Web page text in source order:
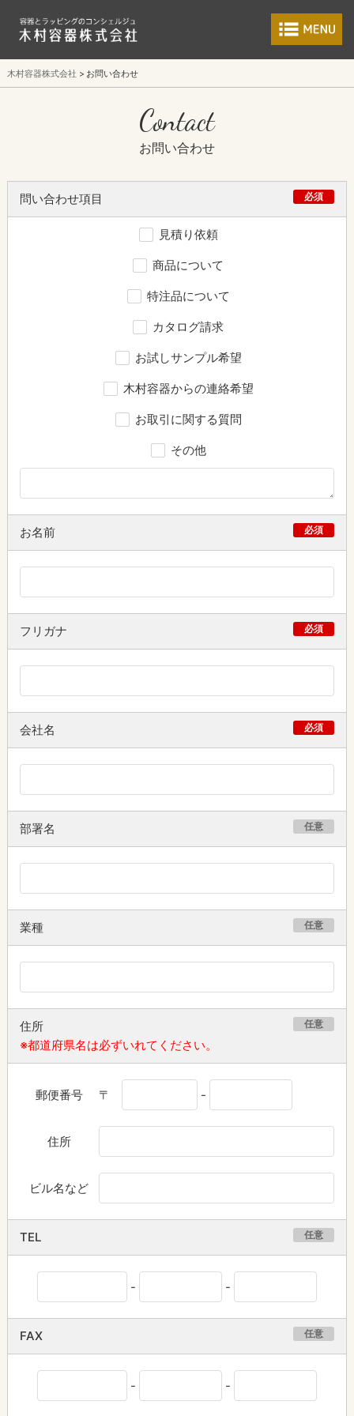
食品包装容器と
木村容器株式会社 お問い合わせ
Contact
お問い合わせ
問い合わせ項目 必須
見積り依頼
商品について
特注品について
カタログ請求
お試しサンプル希望
木村容器からの連絡希望
お取引に関する質問
その他
お名前 必須
フリガナ 必須
会社名 必須
部署名 任意
業種 任意
住所 任意
※都道府県名は必ずいれてください。
郵便番号 〒 -
住所
ビル名など
TEL 任意
- -
FAX 任意
- -